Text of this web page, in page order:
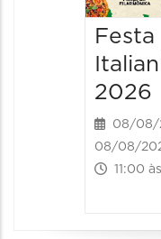
Festa
2026
08/08/
08/08/
11:00